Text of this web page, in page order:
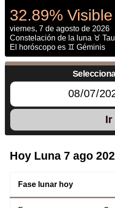
32.89% Visible
viernes, 7 de agosto de 2026
Constelación de la luna ♉
El horóscopo es ♊ Géminis
Ir
Hoy Luna 7 ago
Fase lunar hoy